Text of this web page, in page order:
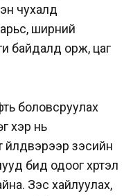
чухалд
ширний
байдалд орж, цаг
боловсруулах
хэр нь
үйлдвэрээр зэсийн
бид одоог хүртэл
Зэс хайлуулах,